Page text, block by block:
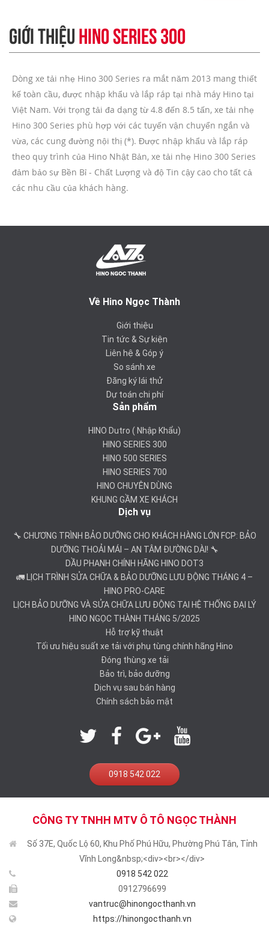
GIỚI THIỆUHINO SERIES 300
Dòng xe tải nhẹ Hino 300 Series ra mắt năm 2013 mang thiết
kế toàn cầu, được nhập khẩu và lắp ráp tại nhà máy Hino tại
Việt Nam. Với trọng tải đa dạng từ 4.8 đến 8.5 tấn, xe tải nhẹ
Hino 300 Series phù hợp với các tuyến vận chuyển ngắn và
vừa, các cung đường nội thị (*). Được nhập khẩu và lắp ráp
theo quy trình của Hino Nhật Bản, xe tải nhẹ Hino 300 Series
đảm bảo sự Bền Bỉ - Chất Lượng và độ Tin cậy cao cho tất cả
các nhu cầu của khách hàng.
Về Hino Ngọc Thành
Giới thiệu
Tin tức & Sự kiện
Liên hệ & Góp ý
So sánh xe
Đăng ký lái thử
Dự toán chi phí
Sản phẩm
HINO Dutro ( Nhập Khẩu)
HINO SERIES 300
HINO 500 SERIES
HINO SERIES 700
HINO CHUYÊN DÙNG
KHUNG GẦM XE KHÁCH
Dịch vụ
🔧 CHƯƠNG TRÌNH BẢO DƯỠNG CHO KHÁCH HÀNG LỚN FCP: BẢO
DƯỠNG THOẢI MÁI – AN TÂM ĐƯỜNG DÀI! 🔧
DẦU PHANH CHÍNH HÃNG HINO DOT3
🚛 LỊCH TRÌNH SỬA CHỮA & BẢO DƯỠNG LƯU ĐỘNG THÁNG 4 –
HINO PRO-CARE
LỊCH BẢO DƯỠNG VÀ SỬA CHỮA LƯU ĐỘNG TẠI HỆ THỐNG ĐẠI LÝ
HINO NGỌC THÀNH THÁNG 5/2025
Hỗ trợ kỹ thuật
Tối ưu hiệu suất xe tải với phụ tùng chính hãng Hino
Đóng thùng xe tải
Bảo trì, bảo dưỡng
Dịch vụ sau bán hàng
Chính sách bảo mật
0918 542 022
CÔNG TY TNHH MTV Ô TÔ NGỌC THÀNH
Số 37E, Quốc Lộ 60, Khu Phố Phú Hữu, Phường Phú Tân, Tỉnh
Vĩnh Long&nbsp;<div><br></div>
0918 542 022
0912796699
vantruc@hinongocthanh.vn
https://hinongocthanh.vn